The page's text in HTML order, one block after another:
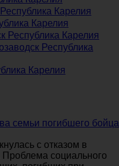
Карелия
Карелия
Республика Карелия
Республика
Карелия
семьи погибшего бойца
с отказом в
социального